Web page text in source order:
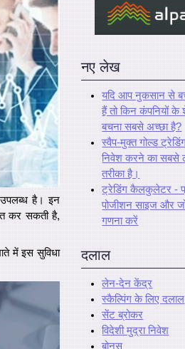
है। इन
कर सकती है,
में इस सुविधा
नए लेख
यदि आप नुकसान से
हैं तो किन कंपनियों के
बचना सबसे अच्छा है?
स्वैप-मुक्त गोल्ड
निवेश करने का सबसे
तरीका है।
ट्रेडिंग कैलकुलेटर -
पोजीशन साइज और
गणना करें
दलाल
लेन-देन केंद्र
स्कैल्पिंग के लिए दलाल
सेंट ब्रोकर
विदेशी मुद्रा निवेश
बोनस